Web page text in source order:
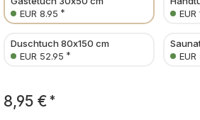
EUR 8.95 *
EUR
Duschtuch 80x150 cm
EUR 52.95 *
EUR
8,95 € *